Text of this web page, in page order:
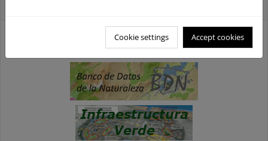
Cookie settings Accept cookies